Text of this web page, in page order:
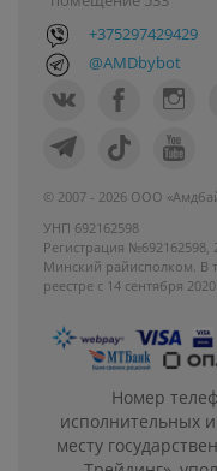
+375297429429
@AMDbybot
© 2007 - 2026 ООО
УНП 692162598
Регистрация №692162598,
Минский райисполком. В
реестре с 14 сентября
Номер
исполнительных
месту